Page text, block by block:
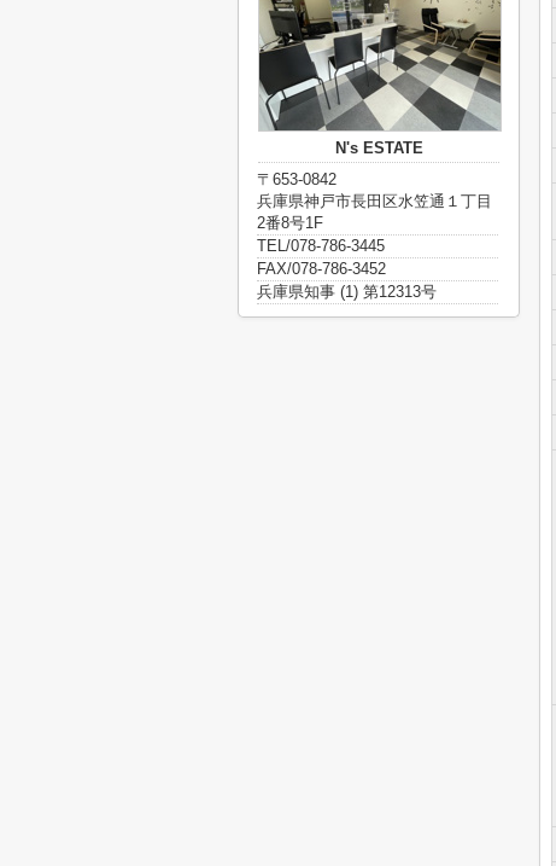
N's ESTATE
〒653-0842
兵庫県神戸市長田区水笠通１丁目
2番8号1F
TEL/078-786-3445
FAX/078-786-3452
兵庫県知事 (1) 第12313号